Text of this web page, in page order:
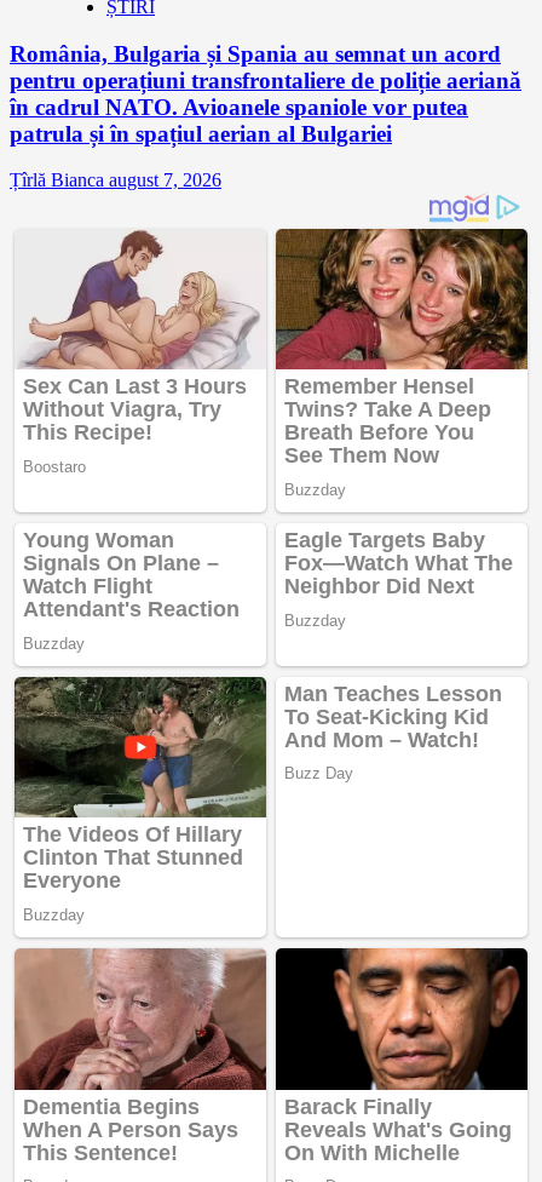
ȘTIRI
România, Bulgaria și Spania au semnat un acord
pentru operațiuni transfrontaliere de poliție aeriană
în cadrul NATO. Avioanele spaniole vor putea
patrula și în spațiul aerian al Bulgariei
Țîrlă Bianca august 7, 2026